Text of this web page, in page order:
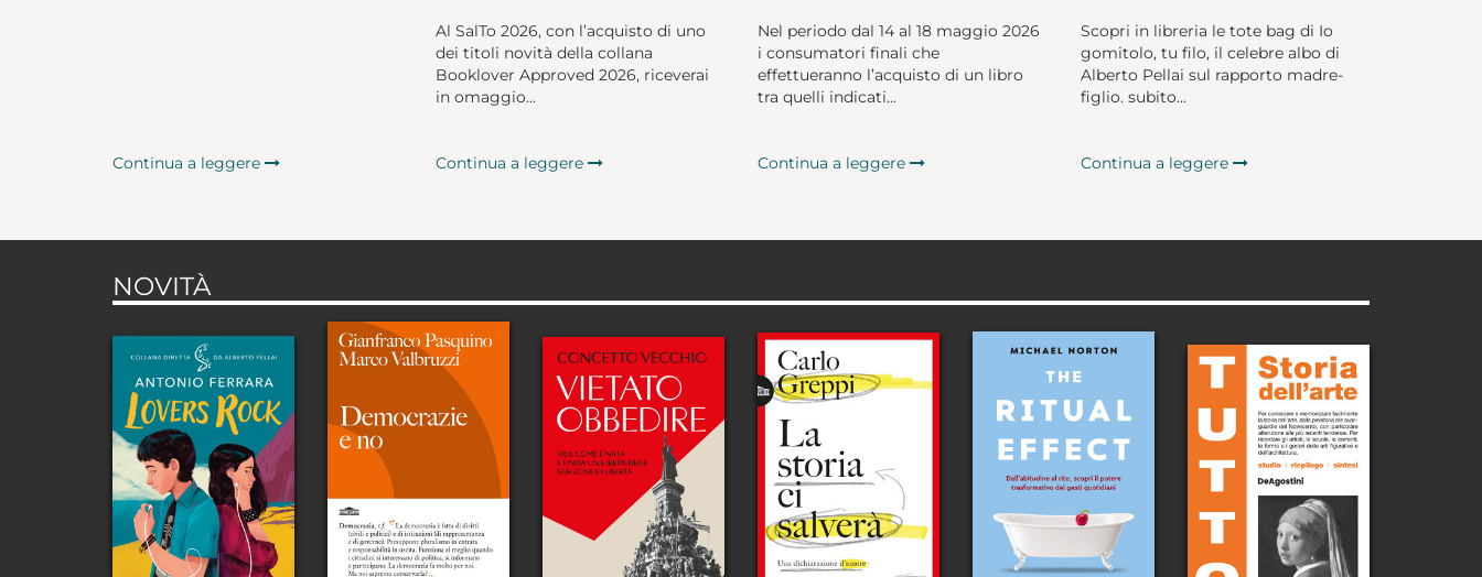
Continua a leggere
Al SalTo 2026, con l’acquisto di uno
dei titoli novità della collana
Booklover Approved 2026, riceverai
in omaggio...
Continua a leggere
Nel periodo dal 14 al 18 maggio 2026
i consumatori finali che
effettueranno l’acquisto di un libro
tra quelli indicati...
Continua a leggere
Scopri in libreria le tote bag di Io
gomitolo, tu filo, il celebre albo di
Alberto Pellai sul rapporto madre-
figlio. subito...
Continua a leggere
NOVITÀ